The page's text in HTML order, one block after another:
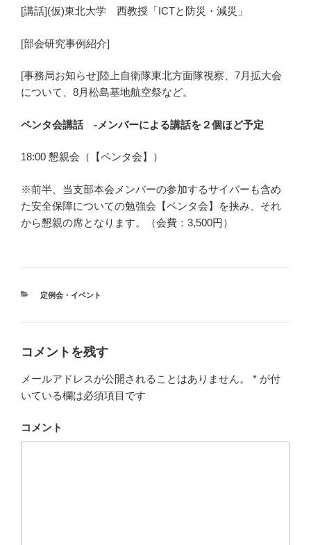
[講話](仮)東北大学 西教授「ICTと防災・減災」
[部会研究事例紹介]
[事務局お知らせ]陸上自衛隊東北方面隊視察、7月拡大会
について、8月松島基地航空祭など。
ペンタ会講話 -メンバーによる講話を２個ほど予定
18:00 懇親会（【ペンタ会】）
※前半、当支部本会メンバーの参加するサイバーも含め
た安全保障についての勉強会【ペンタ会】を挟み、それ
から懇親の席となります。（会費：3,500円）
カ
ー
定例会・イベント
コメントを残す
メールアドレスが公開されることはありません。 * が付
いている欄は必須項目です
コメント